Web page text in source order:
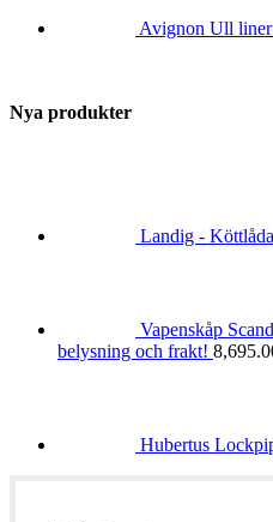
Avignon Ull
Nya produkter
Landig -
Vapenskåp
belysning och frakt!
Hubertus